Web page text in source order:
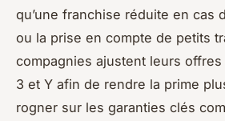
qu’une franchise réduite en cas
ou la prise en compte de petits
compagnies ajustent leurs
3 et Y afin de rendre la prime
rogner sur les garanties clés